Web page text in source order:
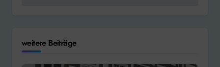
weitere Beiträge